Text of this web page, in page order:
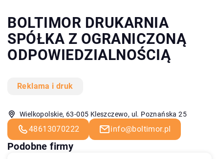
BOLTIMOR DRUKARNIA
SPÓŁKA Z OGRANICZONĄ
ODPOWIEDZIALNOŚCIĄ
Reklama i druk
Wielkopolskie, 63-005 Kleszczewo, ul. Poznańska 25
48613070222 info@boltimor.pl
Podobne firmy